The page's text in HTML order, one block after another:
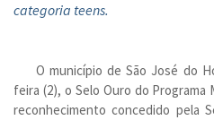
categoria teens.
O município de São José do
feira (2), o Selo Ouro do Programa
reconhecimento concedido pela